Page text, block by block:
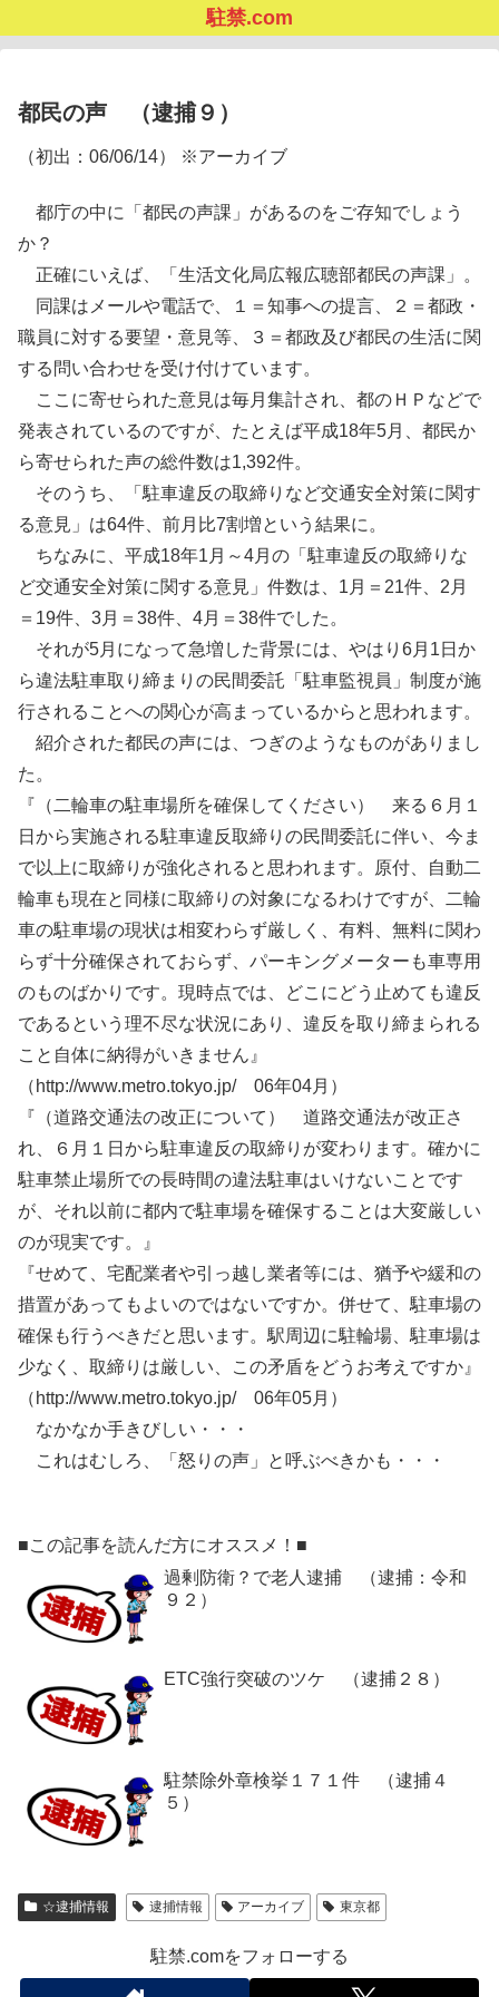
駐禁.com
都民の声 （逮捕９）
（初出：06/06/14） ※アーカイブ
都庁の中に「都民の声課」があるのをご存知でしょう
か？
正確にいえば、「生活文化局広報広聴部都民の声課」。
同課はメールや電話で、１＝知事への提言、２＝都政・
職員に対する要望・意見等、３＝都政及び都民の生活に関
する問い合わせを受け付けています。
ここに寄せられた意見は毎月集計され、都のＨＰなどで
発表されているのですが、たとえば平成18年5月、都民か
ら寄せられた声の総件数は1,392件。
そのうち、「駐車違反の取締りなど交通安全対策に関す
る意見」は64件、前月比7割増という結果に。
ちなみに、平成18年1月～4月の「駐車違反の取締りな
ど交通安全対策に関する意見」件数は、1月＝21件、2月
＝19件、3月＝38件、4月＝38件でした。
それが5月になって急増した背景には、やはり6月1日か
ら違法駐車取り締まりの民間委託「駐車監視員」制度が施
行されることへの関心が高まっているからと思われます。
紹介された都民の声には、つぎのようなものがありまし
た。
『（二輪車の駐車場所を確保してください） 来る６月１
日から実施される駐車違反取締りの民間委託に伴い、今ま
で以上に取締りが強化されると思われます。原付、自動二
輪車も現在と同様に取締りの対象になるわけですが、二輪
車の駐車場の現状は相変わらず厳しく、有料、無料に関わ
らず十分確保されておらず、パーキングメーターも車専用
のものばかりです。現時点では、どこにどう止めても違反
であるという理不尽な状況にあり、違反を取り締まられる
こと自体に納得がいきません』
（http://www.metro.tokyo.jp/ 06年04月）
『（道路交通法の改正について） 道路交通法が改正さ
れ、６月１日から駐車違反の取締りが変わります。確かに
駐車禁止場所での長時間の違法駐車はいけないことです
が、それ以前に都内で駐車場を確保することは大変厳しい
のが現実です。』
『せめて、宅配業者や引っ越し業者等には、猶予や緩和の
措置があってもよいのではないですか。併せて、駐車場の
確保も行うべきだと思います。駅周辺に駐輪場、駐車場は
少なく、取締りは厳しい、この矛盾をどうお考えですか』
（http://www.metro.tokyo.jp/ 06年05月）
なかなか手きびしい・・・
これはむしろ、「怒りの声」と呼ぶべきかも・・・
■この記事を読んだ方にオススメ！■
過剰防衛？で老人逮捕 （逮捕：令和
９２）
ETC強行突破のツケ （逮捕２８）
駐禁除外章検挙１７１件 （逮捕４
５）
☆逮捕情報 逮捕情報 アーカイブ 東京都
駐禁.comをフォローする